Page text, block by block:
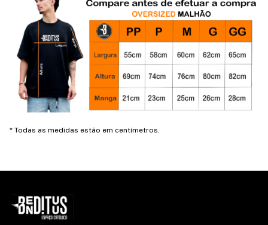
* Todas as medidas estão em centímetros.